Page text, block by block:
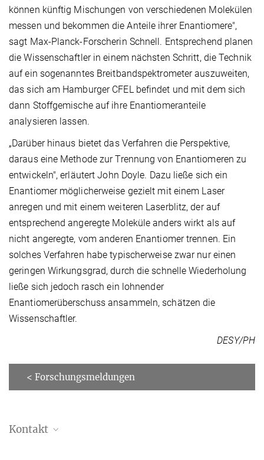
können künftig Mischungen von verschiedenen Molekülen
messen und bekommen die Anteile ihrer Enantiomere",
sagt Max-Planck-Forscherin Schnell. Entsprechend planen
die Wissenschaftler in einem nächsten Schritt, die Technik
auf ein sogenanntes Breitbandspektrometer auszuweiten,
das sich am Hamburger CFEL befindet und mit dem sich
dann Stoffgemische auf ihre Enantiomeranteile
analysieren lassen.
„Darüber hinaus bietet das Verfahren die Perspektive,
daraus eine Methode zur Trennung von Enantiomeren zu
entwickeln", erläutert John Doyle. Dazu ließe sich ein
Enantiomer möglicherweise gezielt mit einem Laser
anregen und mit einem weiteren Laserblitz, der auf
entsprechend angeregte Moleküle anders wirkt als auf
nicht angeregte, vom anderen Enantiomer trennen. Ein
solches Verfahren habe typischerweise zwar nur einen
geringen Wirkungsgrad, durch die schnelle Wiederholung
ließe sich jedoch rasch ein lohnender
Enantiomerüberschuss ansammeln, schätzen die
Wissenschaftler.
DESY/PH
< Forschungsmeldungen
Kontakt